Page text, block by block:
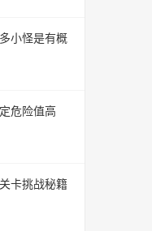
小怪是有概
危险值高
卡挑战秘籍